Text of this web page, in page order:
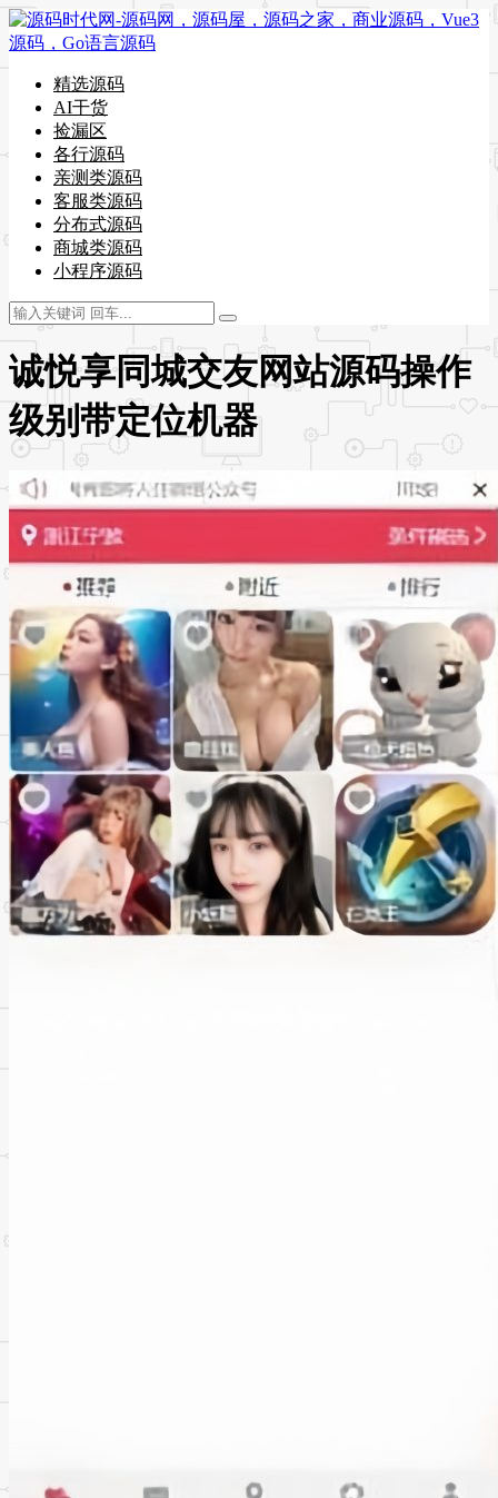
精选源码
AI干货
捡漏区
各行源码
亲测类源码
客服类源码
分布式源码
商城类源码
小程序源码
诚悦享同城交友网站源码操作
级别带定位机器